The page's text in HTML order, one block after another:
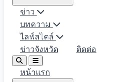
ข่าว
บทความ
ไลฟ์สไตล์
ข่าวจังหวัด
ติดต่อ
หน้าแรก